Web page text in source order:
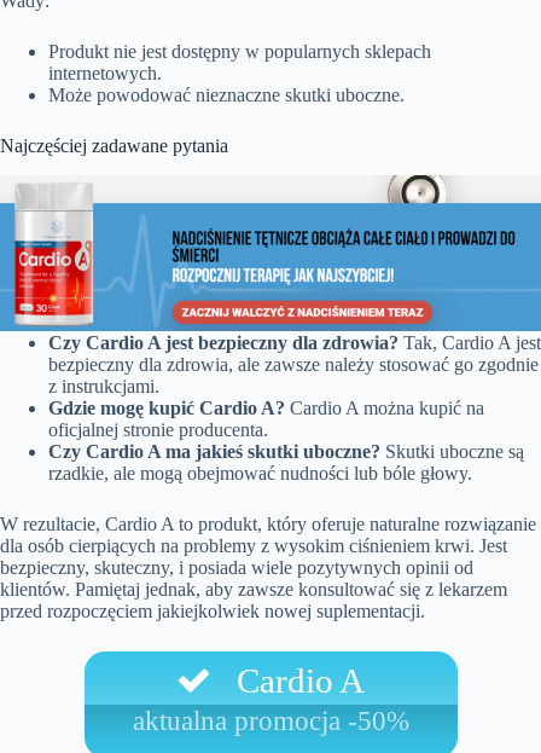
Produkt nie jest dostępny w popularnych sklepach
internetowych.
Może powodować nieznaczne skutki uboczne.
Najczęściej zadawane pytania
Czy Cardio A jest bezpieczny dla zdrowia? Tak, Cardio A jest
bezpieczny dla zdrowia, ale zawsze należy stosować go zgodnie
z instrukcjami.
Gdzie mogę kupić Cardio A? Cardio A można kupić na
oficjalnej stronie producenta.
Czy Cardio A ma jakieś skutki uboczne? Skutki uboczne są
rzadkie, ale mogą obejmować nudności lub bóle głowy.
W rezultacie, Cardio A to produkt, który oferuje naturalne rozwiązanie
dla osób cierpiących na problemy z wysokim ciśnieniem krwi. Jest
bezpieczny, skuteczny, i posiada wiele pozytywnych opinii od
klientów. Pamiętaj jednak, aby zawsze konsultować się z lekarzem
przed rozpoczęciem jakiejkolwiek nowej suplementacji.
Cardio A
aktualna promocja -50%